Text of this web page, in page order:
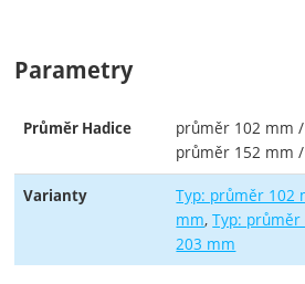
Parametry
Průměr Hadice
průměr 102 mm
průměr 152 mm
Varianty Typ: průměr 102
mm Typ:
203 mm